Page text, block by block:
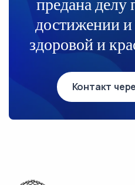
достижении
здоровой и
Контакт